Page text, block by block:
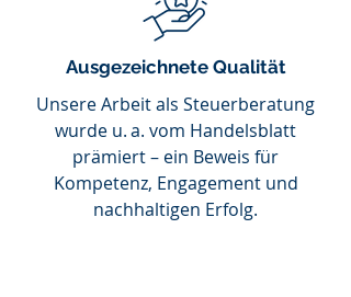
Ausgezeichnete Qualität
Unsere Arbeit als Steuerberatung
wurde u. a. vom Handelsblatt
prämiert – ein Beweis für
Kompetenz, Engagement und
nachhaltigen Erfolg.